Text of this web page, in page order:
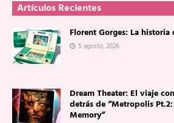
Artículos Recientes
Florent Gorges: La
5 agosto, 2026
Dream Theater: El viaje
detrás de “Metropolis
Memory”